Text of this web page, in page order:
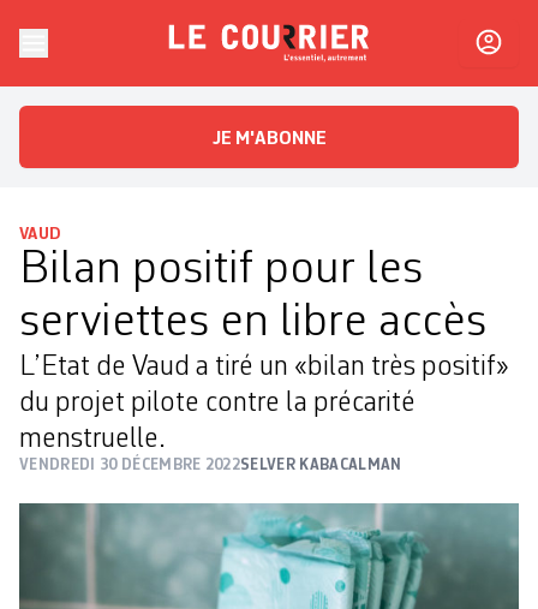
Le CourrierL'essentiel, autrement
JE M'ABONNE
VAUD
Bilan positif pour les
serviettes en libre accès
L’Etat de Vaud a tiré un «bilan très positif»
du projet pilote contre la précarité
menstruelle.
VENDREDI 30 DÉCEMBRE 2022SELVER KABACALMAN